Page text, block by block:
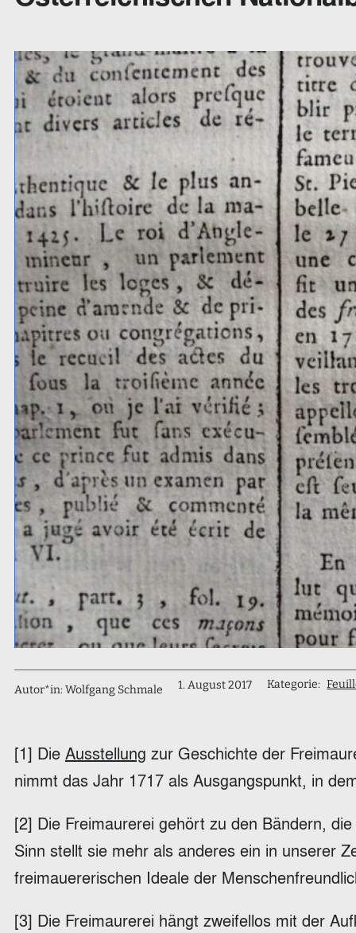
Autor*in: Wolfgang Schmale 1. August 2017 Kategorie:
[1] Die Ausstellung zur Geschichte der
nimmt das Jahr 1717 als Ausgangspunkt, in
[2] Die Freimaurerei gehört zu den Bändern,
Sinn stellt sie mehr als anderes ein in unserer
freimauererischen Ideale der
[3] Die Freimaurerei hängt zweifellos mit der